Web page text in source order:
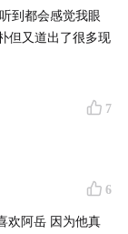
到都会感觉我眼
但又道出了很多现
7
6
欢阿岳 因为他真